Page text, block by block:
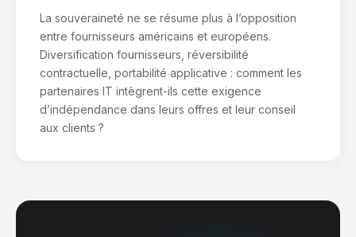
La souveraineté ne se résume plus à l’opposition
entre fournisseurs américains et européens.
Diversification fournisseurs, réversibilité
contractuelle, portabilité applicative : comment les
partenaires IT intègrent-ils cette exigence
d’indépendance dans leurs offres et leur conseil
aux clients ?